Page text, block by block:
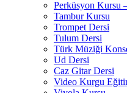
Perküsyon Kursu
Tambur Kursu
Trompet Dersi
Tulum Dersi
Türk Müziği
Ud Dersi
Caz Gitar Dersi
Video Kurgu